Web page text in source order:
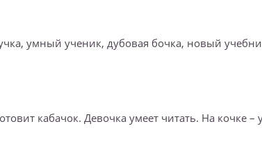
умный ученик, дубовая бочка, новый
кабачок. Девочка умеет читать. На кочке –